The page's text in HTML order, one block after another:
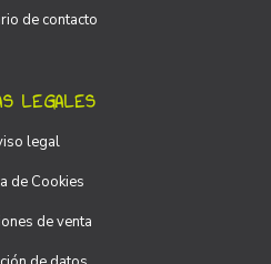
de contacto
LEGALES
legal
de Cookies
de venta